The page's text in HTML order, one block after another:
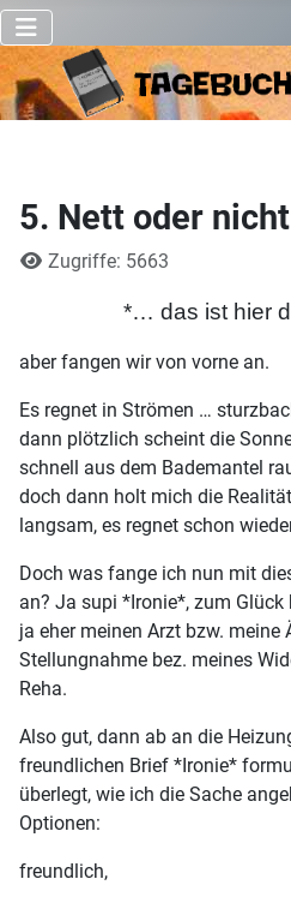
5. Nett oder
DetailsZugriffe: 5663
*… das ist hier
aber fangen wir von vorne an.
Es regnet in Strömen …
dann plötzlich scheint die
schnell aus dem Bademantel
doch dann holt mich die
langsam, es regnet schon
Doch was fange ich nun mit
an? Ja supi *Ironie*, zum
ja eher meinen Arzt bzw. meine
Stellungnahme bez. meines
Reha.
Also gut, dann ab an die
freundlichen Brief *Ironie*
überlegt, wie ich die Sache
Optionen:
freundlich,